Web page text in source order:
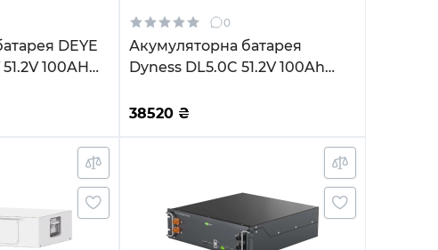
DEYE
100AH
0
Акумуляторна батарея
Dyness DL5.0C 51.2V 100Ah
38520₴